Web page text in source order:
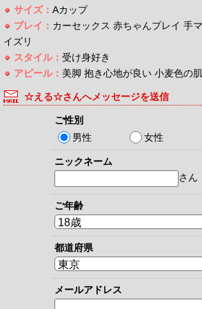
サイズ： Aカップ
プレイ： カーセックス 赤ちゃんプレイ 手
イズリ
スタイル： 受け身好き
アピール： 美脚 抱き心地が良い 小麦色の
☆える☆さんへメッセージを送信